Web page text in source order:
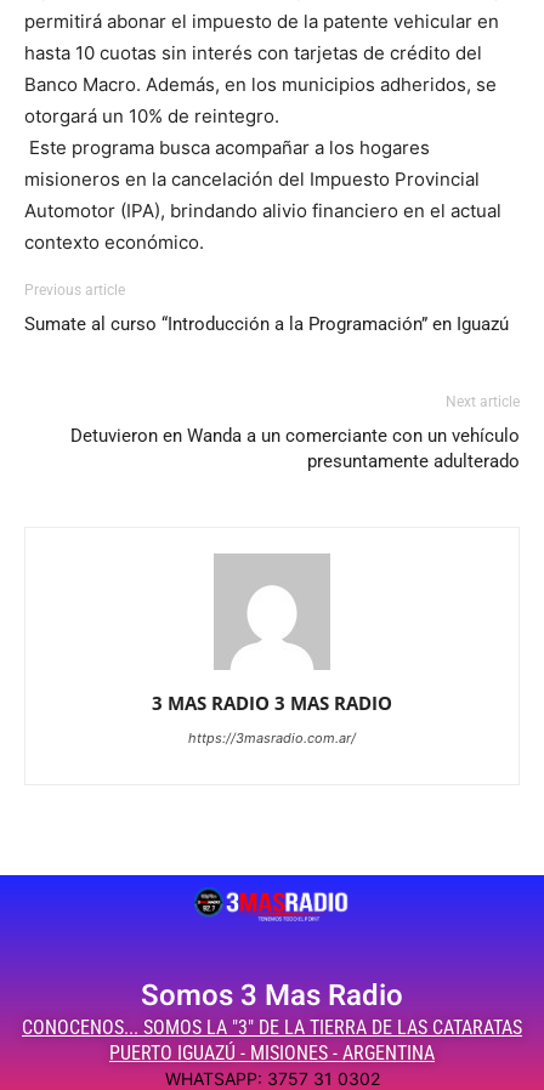
permitirá abonar el impuesto de la patente vehicular en
hasta 10 cuotas sin interés con tarjetas de crédito del
Banco Macro. Además, en los municipios adheridos, se
otorgará un 10% de reintegro.
Este programa busca acompañar a los hogares
misioneros en la cancelación del Impuesto Provincial
Automotor (IPA), brindando alivio financiero en el actual
contexto económico.
Previous article
Sumate al curso “Introducción a la Programación” en Iguazú
Next article
Detuvieron en Wanda a un comerciante con un vehículo
presuntamente adulterado
3 MAS RADIO 3 MAS RADIO
https://3masradio.com.ar/
Somos 3 Mas Radio
CONOCENOS... SOMOS LA "3" DE LA TIERRA DE LAS CATARATAS
PUERTO IGUAZÚ - MISIONES - ARGENTINA
WHATSAPP: 3757 31 0302